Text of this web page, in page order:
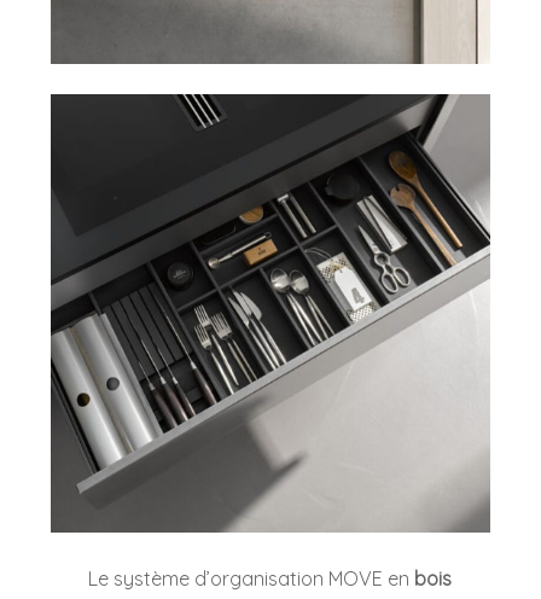
Le système d’organisation MOVE en bois